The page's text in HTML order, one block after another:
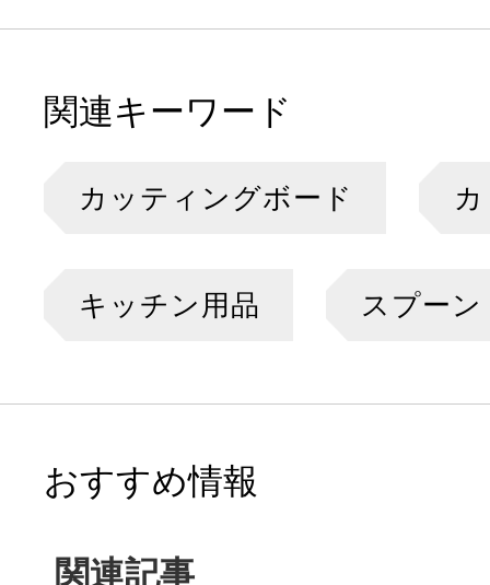
関連キーワード
カッティングボード
キッチン用品 スプーン
おすすめ情報
関連記事